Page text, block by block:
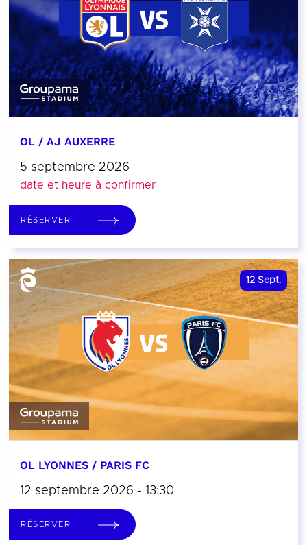
OL / AJ AUXERRE
5 septembre 2026
date et heure à confirmer
RÉSERVER
12 Sept.
OL LYONNES / PARIS FC
12 septembre 2026 - 13:30
RÉSERVER